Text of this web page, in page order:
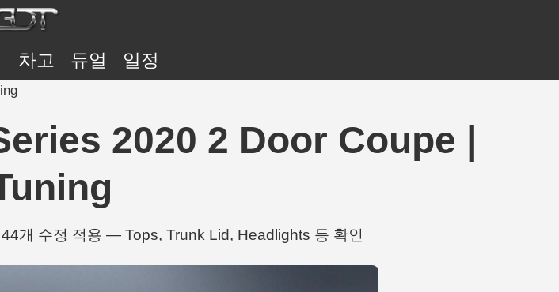
차고 듀얼 일정
2020 2 Door Coupe |
개 수정 적용 — Tops, Trunk Lid, Headlights 등 확인